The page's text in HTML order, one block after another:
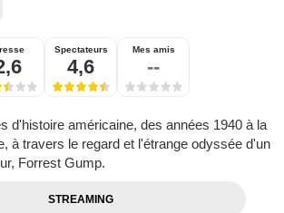
Spectateurs
4,6
Mes amis
--
d'histoire américaine, des années 1940 à la
à travers le regard et l'étrange odyssée d'un
Forrest Gump.
STREAMING